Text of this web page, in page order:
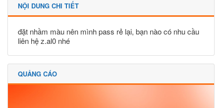
NỘI DUNG CHI TIẾT
đặt nhầm màu nên mình pass rẻ lại, bạn nào có nhu cầu
liên hệ z.al0 nhé
QUẢNG CÁO